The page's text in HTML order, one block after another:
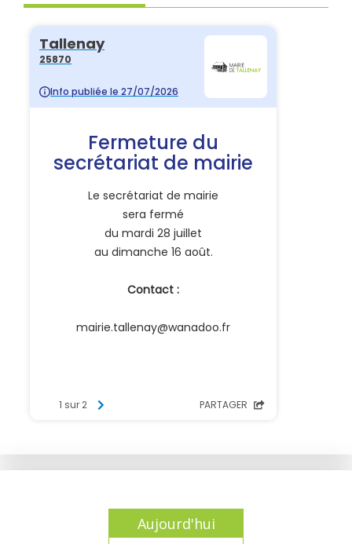
Aujourd'hui